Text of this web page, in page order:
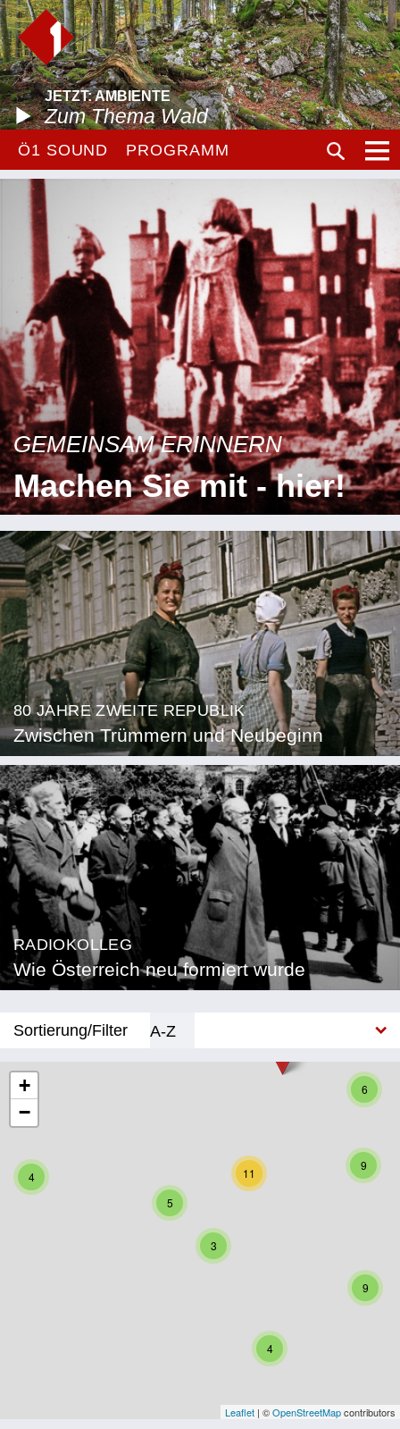
JETZT: AMBIENTE
Zum Thema Wald
Ö1 SOUND PROGRAMM
GEMEINSAM ERINNERN
Machen Sie mit - hier!
80 JAHRE ZWEITE REPUBLIK
Zwischen Trümmern und Neubeginn
RADIOKOLLEG
Wie Österreich neu formiert wurde
Sortierung/Filter
A-Z
Kärnten
Niederösterreich
Oberösterreich
Vorarlberg
5
4
6
3
9
9
11
4
+
−
Leaflet | ©OpenStreetMapcontributors